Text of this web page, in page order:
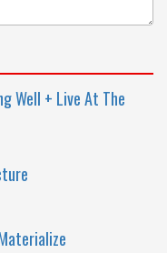
Well + Live At The